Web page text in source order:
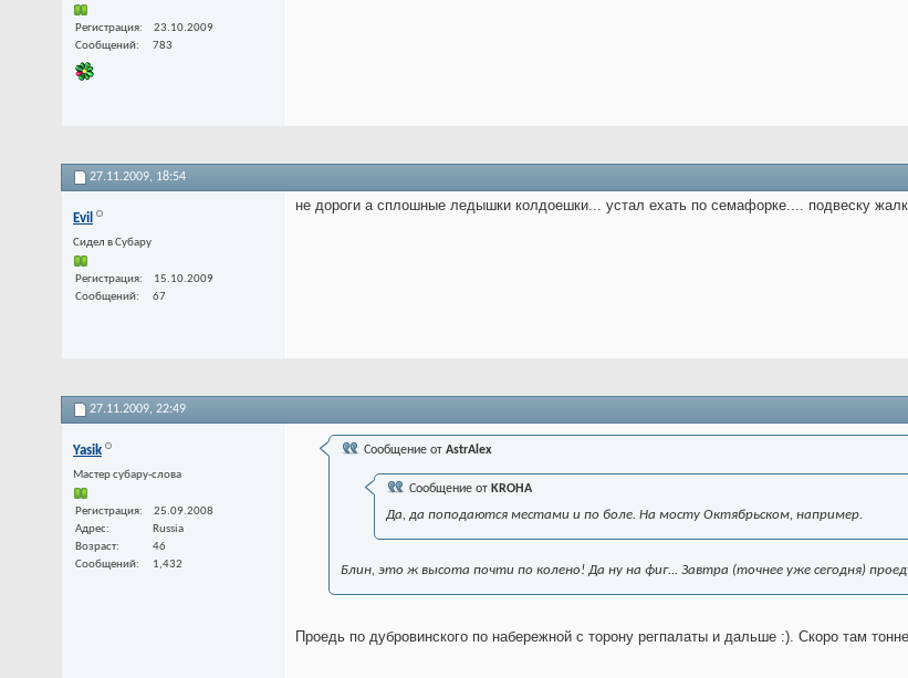
Регистрация
23.10.2009
Сообщений
783
27.11.2009, 18:54
Evil
Cидел в Субару
Регистрация
15.10.2009
Сообщений
67
не дороги а сплошные ледышки колдоешки... устал ехать по семафорке.... подвеску
27.11.2009, 22:49
Yasik
Мастер субару-слова
Регистрация
25.09.2008
Адрес
Russia
Возраст
46
Сообщений
1,432
Сообщение от AstrAlex
Сообщение от KROHA
Да, да поподаются местами и по боле. На мосту Октябрьском, например.
Блин, это ж высота почти по колено! Да ну на фиг... Завтра (точнее уже сегодня)
Проедь по дубровинского по набережной с торону регпалаты и дальше :). Скоро там